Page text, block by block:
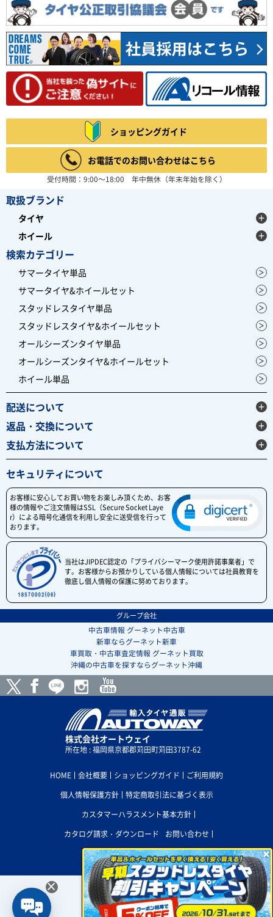
総合評価：78件
MICHELIN
ミシュラン
フランスの大手タイヤメーカーMICHELIN(ミシュラン)。
世界3大タイヤメーカーの1社。安全性、快適性、耐久性
に優れたバランス設計に定評があり、世界のさまざまな
カーメーカーに純正装着タイヤとして採用されていま
す。
総合評価：6件 4.67
BFGOODRICH
ビーエフグッドリッチ
アメリカの大手タイヤメーカーBFGOODRICH(ビーエフ
グッドリッチ)。 現在は世界3大タイヤメーカー、ミシ
ュランの1ブランドとして 大型SUV用タイヤを中心に展

ショッピングガイド
お電話でのお問い合わせはこちら
受付時間：9:00～18:00 年中無休（年末年始を除く）
取扱ブランド
タイヤ
ホイール
検索カテゴリー
サマータイヤ単品
サマータイヤ&ホイールセット
スタッドレスタイヤ単品
スタッドレスタイヤ&ホイールセット
オールシーズンタイヤ単品
オールシーズンタイヤ&ホイールセット
ホイール単品
配送について
返品・交換について
支払方法について
セキュリティについて
お客様に安心してお買い物をお楽しみ頂くため、お客
様の情報やご注文情報はSSL（Secure Socket Laye
r）による暗号化通信を利用し安全に送受信を行って
おります。
当社はJIPDEC認定の「プライバシーマーク使用許諾事業者」で
す。お客様からお預かりしている個人情報については社員教育を
徹底し個人情報の保護に努めております。
グループ会社
中古車情報 グーネット中古車
新車ならグーネット新車
車買取・中古車査定情報 グーネット買取
沖縄の中古車を探すならグーネット沖縄
株式会社オートウェイ
所在地 : 福岡県京都郡苅田町苅田3787-62
HOME 会社概要 ショッピングガイド
ご利用規約
個人情報保護方針
特定商取引法に基づく表示
カスタマーハラスメント基本方針
カタログ請求・ダウンロード
お問い合わせ
採用情報 サイトマップ
PC版サイトを表示
×
現在、
株式会社 HEAT tire servi
を取付店に選択しています。
×